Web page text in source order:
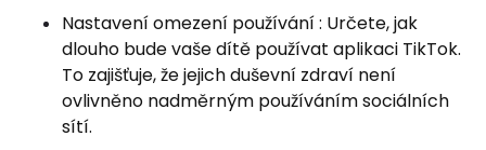
Nastavení omezení používání : Určete, jak
dlouho bude vaše dítě používat aplikaci TikTok.
To zajišťuje, že jejich duševní zdraví není
ovlivněno nadměrným používáním sociálních
sítí.